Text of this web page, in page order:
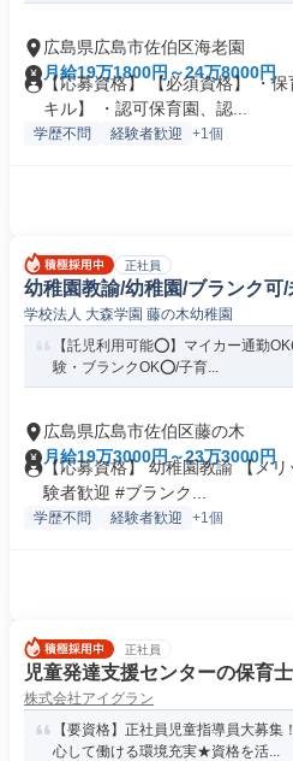
広島県広島市佐伯区海老園
月給19万1800円～24万8000円
【応募資格】 【必須資格】 ・
キル】 ・認可保育園、認...
学歴不問 経験者歓迎 +1個
正社員
幼稚園教諭/幼稚園/ブランク可
学校法人 大森学園 藤の木幼稚園
【託児利用可能⭕】マイカー通勤
験・ブランクOK⭕/子育...
広島県広島市佐伯区藤の木
月給19万3000円～23万3000円
【応募資格】 幼稚園教諭 【メ
験者歓迎 #ブランク...
学歴不問 経験者歓迎 +1個
正社員
児童発達支援センターの保育
株式会社アイグラン
【要資格】正社員児童指導員大募
心して働ける環境充実★資格を活...